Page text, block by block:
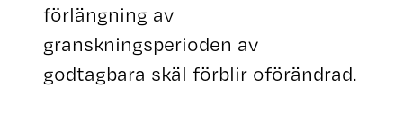
förlängning av
granskningsperioden av
godtagbara skäl förblir oförändrad.